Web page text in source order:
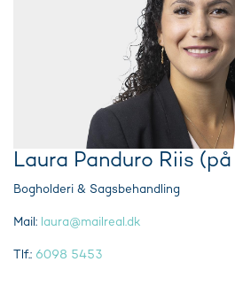
Laura Panduro Riis
Bogholderi & Sagsbehandling
Mail: laura@mailreal.dk
Tlf.: 6098 5453